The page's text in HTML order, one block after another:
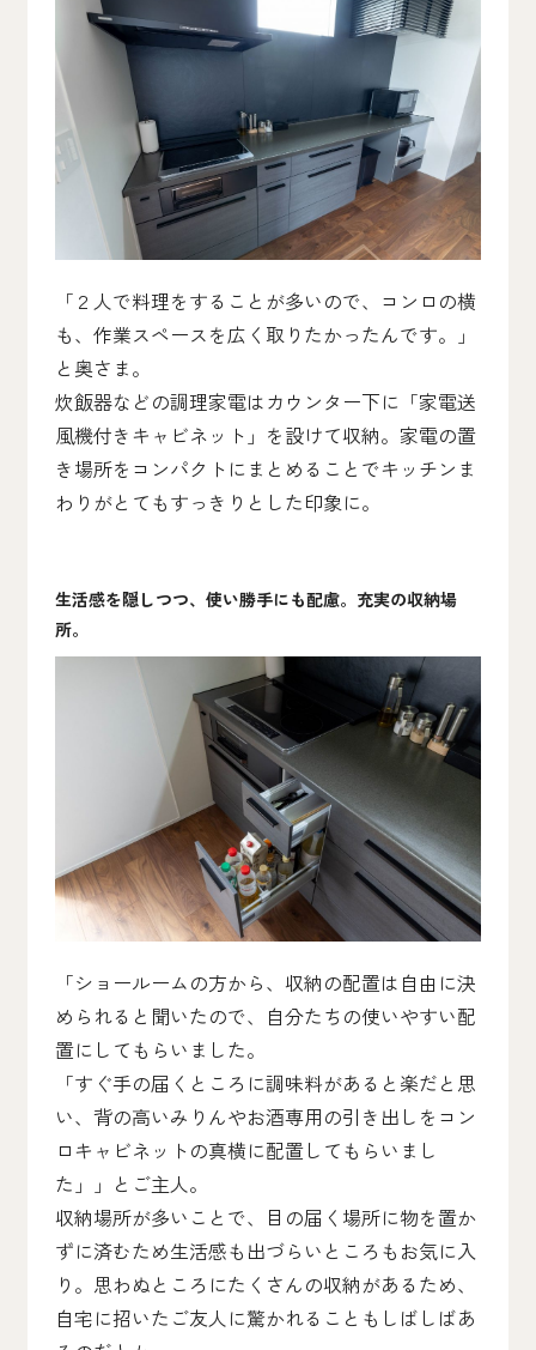
「２人で料理をすることが多いので、コンロの横
も、作業スペースを広く取りたかったんです。」
と奥さま。
炊飯器などの調理家電はカウンター下に「家電送
風機付きキャビネット」を設けて収納。家電の置
き場所をコンパクトにまとめることでキッチンま
わりがとてもすっきりとした印象に。
生活感を隠しつつ、使い勝手にも配慮。充実の収納場
所。
「ショールームの方から、収納の配置は自由に決
められると聞いたので、自分たちの使いやすい配
置にしてもらいました。
「すぐ手の届くところに調味料があると楽だと思
い、背の高いみりんやお酒専用の引き出しをコン
ロキャビネットの真横に配置してもらいまし
た」」とご主人。
収納場所が多いことで、目の届く場所に物を置か
ずに済むため生活感も出づらいところもお気に入
り。思わぬところにたくさんの収納があるため、
自宅に招いたご友人に驚かれることもしばしばあ